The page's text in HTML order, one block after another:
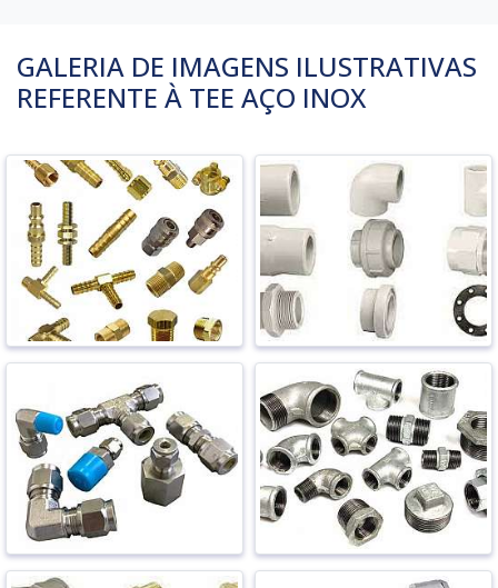
GALERIA DE IMAGENS ILUSTRATIVAS
REFERENTE À TEE AÇO INOX